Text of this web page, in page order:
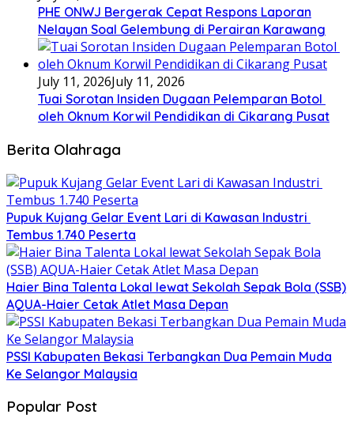
PHE ONWJ Bergerak Cepat Respons Laporan
Nelayan Soal Gelembung di Perairan Karawang
July 11, 2026July 11, 2026
Tuai Sorotan Insiden Dugaan Pelemparan Botol
oleh Oknum Korwil Pendidikan di Cikarang Pusat
Berita Olahraga
Pupuk Kujang Gelar Event Lari di Kawasan Industri
Tembus 1.740 Peserta
Haier Bina Talenta Lokal lewat Sekolah Sepak Bola (SSB)
AQUA-Haier Cetak Atlet Masa Depan
PSSI Kabupaten Bekasi Terbangkan Dua Pemain Muda
Ke Selangor Malaysia
Popular Post